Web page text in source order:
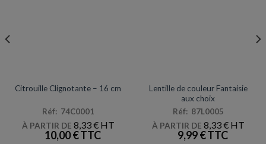
Citrouille Clignotante – 16 cm
Réf: 74C0001
À PARTIR DE 8,33€
10,00€
Lentille de couleur Fantaisie
aux choix
Réf: 87L0005
À PARTIR DE 8,33€
9,99€